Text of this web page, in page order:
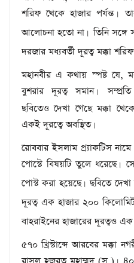
শরিফ থেকে হাজার পর্যন্ত ।
আলোচনা হতো না । তিনি সঙ্গে
দরজার মধ্যবর্তী দূরত্ব মক্কা
মহানবীর এ কথায় স্পষ্ট যে,
বুশরার দূরত্ব সমান।
ছবিতেও দেখা গেছে মক্কা
একই দূরত্বে অবস্থিত।
রোববার ইসলাম প্র্যাকটিস
পোস্টে বিষয়টি ‍তুলে ধরেছে।
পোস্ট করা হয়েছে। ছবিতে
দূরত্ব এক হাজার ২০০
বাহরাইনের হাজারের দূরত্বও
৫৭০ খ্রিস্টাব্দে আরবের মক্কা
।